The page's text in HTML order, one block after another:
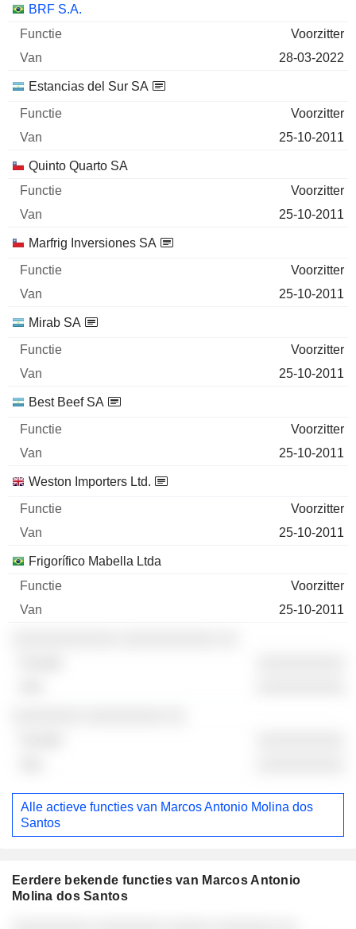
BRF S.A.
Voorzitter
28-03-2022
Estancias del Sur SA
Voorzitter
25-10-2011
Quinto Quarto SA
Voorzitter
25-10-2011
Marfrig Inversiones SA
Voorzitter
25-10-2011
Mirab SA
Voorzitter
25-10-2011
Best Beef SA
Voorzitter
25-10-2011
Weston Importers Ltd.
Voorzitter
25-10-2011
Frigorífico Mabella Ltda
Voorzitter
25-10-2011
Alle actieve functies van Marcos Antonio Molina dos
Santos
Eerdere bekende functies van Marcos Antonio
Molina dos Santos